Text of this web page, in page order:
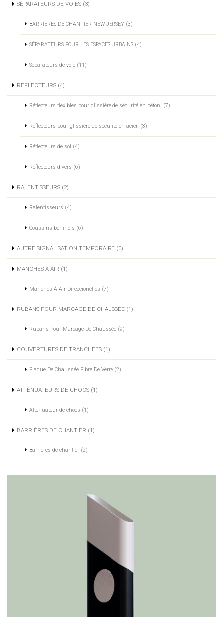
SÉPARATEURS DE VOIES (3)
BARRIÈRES DE CHANTIER NEW JERSEY (3)
SÉPARATEURS POUR LES ESPACES URBAINS (4)
Séparateurs de voie (11)
RÉFLECTEURS (4)
Réflecteurs flexibles pour glissière de sécurité en béton. (7)
Réflecteurs pour glissière de sécurité en acier. (3)
Réflecteurs de sol (4)
Réflecteurs divers (6)
RALENTISSEURS (2)
Ralentisseurs (4)
Coussins berlinois (6)
AUTRE SIGNALISATION TEMPORAIRE (0)
MANCHES À AIR (1)
Manches À Air Direccionelles (7)
RUBANS POUR MARCAGE DE CHAUSSÉE (1)
Rubans Pour Marcage De Chaussée (9)
COUVERTURES DE TRANCHÉES (1)
Plaque De Chaussée Fibre De Verre (2)
ATTÉNUATEURS DE CHOCS (1)
Atténuateur de chocs (1)
BARRIÈRES DE CHANTIER (1)
Barrières de chantier (2)